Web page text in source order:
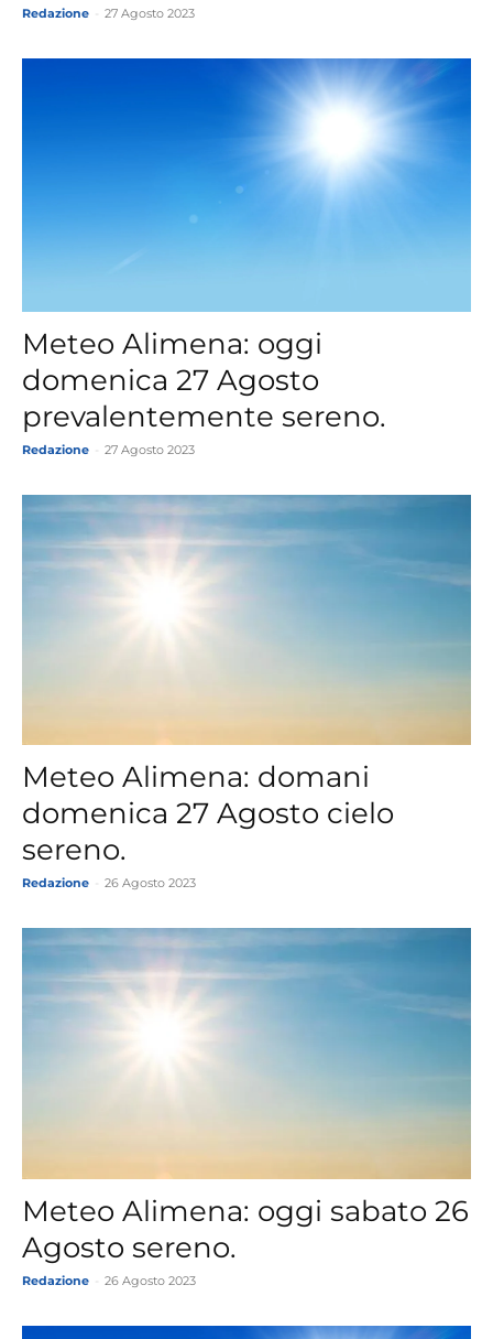
Redazione 27 Agosto 2023
Meteo Alimena: oggi
domenica 27 Agosto
prevalentemente sereno.
Redazione 27 Agosto 2023
Meteo Alimena: domani
domenica 27 Agosto cielo
sereno.
Redazione 26 Agosto 2023
Meteo Alimena: oggi sabato 26
Agosto sereno.
Redazione 26 Agosto 2023